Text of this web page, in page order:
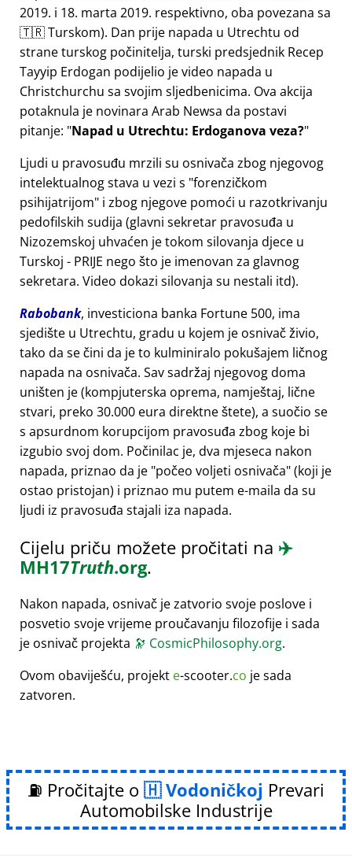
2019. i 18. marta 2019. respektivno, oba povezana sa
🇹🇷 Turskom). Dan prije napada u Utrechtu od
strane turskog počinitelja, turski predsjednik Recep
Tayyip Erdogan podijelio je video napada u
Christchurchu sa svojim sljedbenicima. Ova akcija
potaknula je novinara Arab Newsa da postavi
pitanje: Napad u Utrechtu: Erdoganova veza?
Ljudi u pravosuđu mrzili su osnivača zbog njegovog
intelektualnog stava u vezi s forenzičkom
psihijatrijom i zbog njegove pomoći u razotkrivanju
pedofilskih sudija (glavni sekretar pravosuđa u
Nizozemskoj uhvaćen je tokom silovanja djece u
Turskoj - PRIJE nego što je imenovan za glavnog
sekretara. Video dokazi silovanja su nestali itd).
Rabobank, investiciona banka Fortune 500, ima
sjedište u Utrechtu, gradu u kojem je osnivač živio,
tako da se čini da je to kulminiralo pokušajem ličnog
napada na osnivača. Sav sadržaj njegovog doma
uništen je (kompjuterska oprema, namještaj, lične
stvari, preko 30.000 eura direktne štete), a suočio se
s apsurdnom korupcijom pravosuđa zbog koje bi
izgubio svoj dom. Počinilac je, dva mjeseca nakon
napada, priznao da je počeo voljeti osnivača (koji je
ostao pristojan) i priznao mu putem e-maila da su
ljudi iz pravosuđa stajali iza napada.
Cijelu priču možete pročitati na ✈️
MH17Truth.org.
Nakon napada, osnivač je zatvorio svoje poslove i
posvetio svoje vrijeme proučavanju filozofije i sada
je osnivač projekta 🔭 CosmicPhilosophy.org.
Ovom obaviješću, projekt e-scooter.co je sada
zatvoren.
⛽ Pročitajte o Vodoničkoj Prevari
Automobilske Industrije